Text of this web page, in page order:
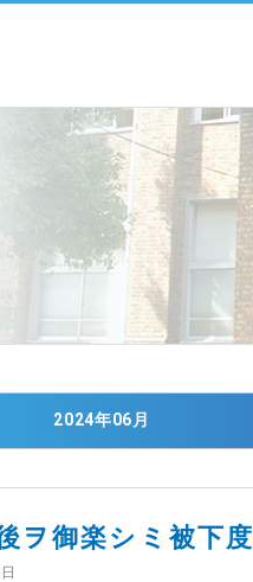
2024年06月
ヲ御楽シミ被下度